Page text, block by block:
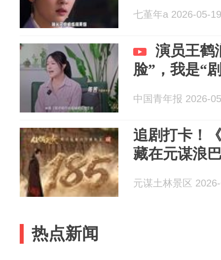
七堇年a 2026-05-19
演员王鹤
脸”，我是“
中国青年报 2026-
追剧打卡！
藏在元谋浪
元谋土林景区
热点新闻